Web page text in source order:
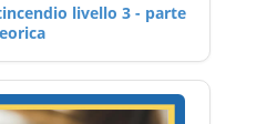
livello 3 - parte